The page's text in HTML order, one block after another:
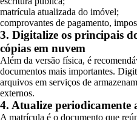
matrícula atualizada do imóvel;
comprovantes de pagamento,
3. Digitalize os principais
cópias em nuvem
Além da versão física, é
documentos mais importantes.
arquivos em serviços de
externos.
4. Atualize
A matrícula é o documento que